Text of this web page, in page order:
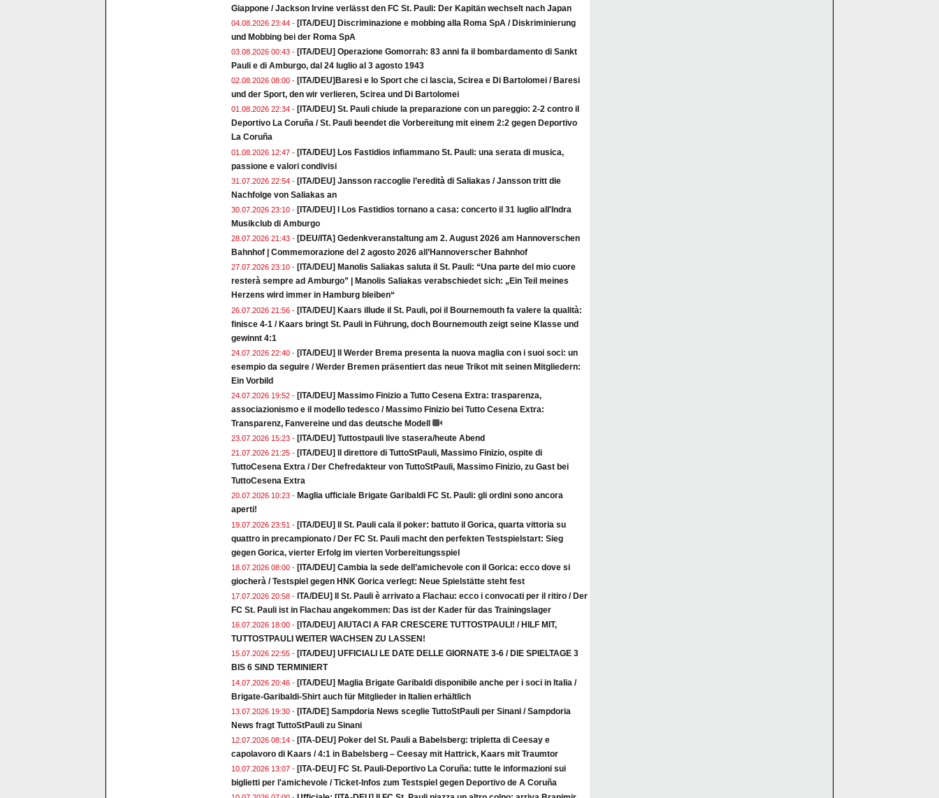
Giappone / Jackson Irvine verlässt den FC St. Pauli: Der Kapitän wechselt nach Japan
04.08.2026 23:44 - [ITA/DEU] Discriminazione e mobbing alla Roma SpA / Diskriminierung
und Mobbing bei der Roma SpA
03.08.2026 00:43 - [ITA/DEU] Operazione Gomorrah: 83 anni fa il bombardamento di Sankt
Pauli e di Amburgo, dal 24 luglio al 3 agosto 1943
02.08.2026 08:00 - [ITA/DEU]Baresi e lo Sport che ci lascia, Scirea e Di Bartolomei / Baresi
und der Sport, den wir verlieren, Scirea und Di Bartolomei
01.08.2026 22:34 - [ITA/DEU] St. Pauli chiude la preparazione con un pareggio: 2-2 contro il
Deportivo La Coruña / St. Pauli beendet die Vorbereitung mit einem 2:2 gegen Deportivo
La Coruña
01.08.2026 12:47 - [ITA/DEU] Los Fastidios infiammano St. Pauli: una serata di musica,
passione e valori condivisi
31.07.2026 22:54 - [ITA/DEU] Jansson raccoglie l’eredità di Saliakas / Jansson tritt die
Nachfolge von Saliakas an
30.07.2026 23:10 - [ITA/DEU] I Los Fastidios tornano a casa: concerto il 31 luglio all'Indra
Musikclub di Amburgo
28.07.2026 21:43 - [DEU/ITA] Gedenkveranstaltung am 2. August 2026 am Hannoverschen
Bahnhof | Commemorazione del 2 agosto 2026 all’Hannoverscher Bahnhof
27.07.2026 23:10 - [ITA/DEU] Manolis Saliakas saluta il St. Pauli: “Una parte del mio cuore
resterà sempre ad Amburgo” | Manolis Saliakas verabschiedet sich: „Ein Teil meines
Herzens wird immer in Hamburg bleiben“
26.07.2026 21:56 - [ITA/DEU] Kaars illude il St. Pauli, poi il Bournemouth fa valere la qualità:
finisce 4-1 / Kaars bringt St. Pauli in Führung, doch Bournemouth zeigt seine Klasse und
gewinnt 4:1
24.07.2026 22:40 - [ITA/DEU] Il Werder Brema presenta la nuova maglia con i suoi soci: un
esempio da seguire / Werder Bremen präsentiert das neue Trikot mit seinen Mitgliedern:
Ein Vorbild
24.07.2026 19:52 - [ITA/DEU] Massimo Finizio a Tutto Cesena Extra: trasparenza,
associazionismo e il modello tedesco / Massimo Finizio bei Tutto Cesena Extra:
Transparenz, Fanvereine und das deutsche Modell
23.07.2026 15:23 - [ITA/DEU] Tuttostpauli live stasera/heute Abend
21.07.2026 21:25 - [ITA/DEU] Il direttore di TuttoStPauli, Massimo Finizio, ospite di
TuttoCesena Extra / Der Chefredakteur von TuttoStPauli, Massimo Finizio, zu Gast bei
TuttoCesena Extra
20.07.2026 10:23 - Maglia ufficiale Brigate Garibaldi FC St. Pauli: gli ordini sono ancora
aperti!
19.07.2026 23:51 - [ITA/DEU] Il St. Pauli cala il poker: battuto il Gorica, quarta vittoria su
quattro in precampionato / Der FC St. Pauli macht den perfekten Testspielstart: Sieg
gegen Gorica, vierter Erfolg im vierten Vorbereitungsspiel
18.07.2026 08:00 - [ITA/DEU] Cambia la sede dell’amichevole con il Gorica: ecco dove si
giocherà / Testspiel gegen HNK Gorica verlegt: Neue Spielstätte steht fest
17.07.2026 20:58 - ITA/DEU] Il St. Pauli è arrivato a Flachau: ecco i convocati per il ritiro / Der
FC St. Pauli ist in Flachau angekommen: Das ist der Kader für das Trainingslager
16.07.2026 18:00 - [ITA/DEU] AIUTACI A FAR CRESCERE TUTTOSTPAULI! / HILF MIT,
TUTTOSTPAULI WEITER WACHSEN ZU LASSEN!
15.07.2026 22:55 - [ITA/DEU] UFFICIALI LE DATE DELLE GIORNATE 3-6 / DIE SPIELTAGE 3
BIS 6 SIND TERMINIERT
14.07.2026 20:46 - [ITA/DEU] Maglia Brigate Garibaldi disponibile anche per i soci in Italia /
Brigate-Garibaldi-Shirt auch für Mitglieder in Italien erhältlich
13.07.2026 19:30 - [ITA/DE] Sampdoria News sceglie TuttoStPauli per Sinani / Sampdoria
News fragt TuttoStPauli zu Sinani
12.07.2026 08:14 - [ITA-DEU] Poker del St. Pauli a Babelsberg: tripletta di Ceesay e
capolavoro di Kaars / 4:1 in Babelsberg – Ceesay mit Hattrick, Kaars mit Traumtor
10.07.2026 13:07 - [ITA-DEU] FC St. Pauli-Deportivo La Coruña: tutte le informazioni sui
biglietti per l'amichevole / Ticket-Infos zum Testspiel gegen Deportivo de A Coruña